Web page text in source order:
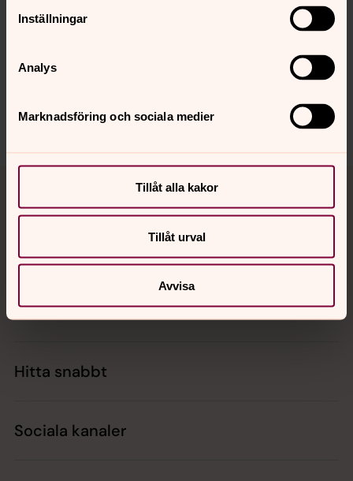
Inställningar
Analys
Marknadsföring och sociala medier
Tillåt alla kakor
Tillåt urval
Avvisa
innehåll?
Dela
Tillbaka till toppen
Tillbaka till innehållet
Kontakt
Kalender
Hitta snabbt
Sociala kanaler